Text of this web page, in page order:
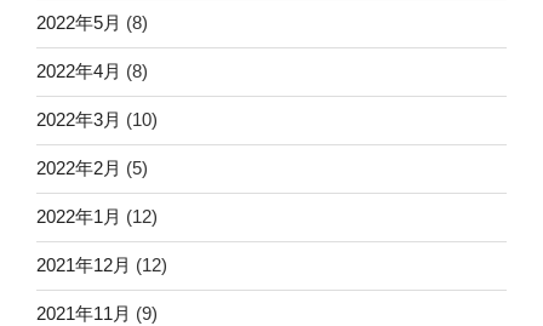
2022年5月 (8)
2022年4月 (8)
2022年3月 (10)
2022年2月 (5)
2022年1月 (12)
2021年12月 (12)
2021年11月 (9)